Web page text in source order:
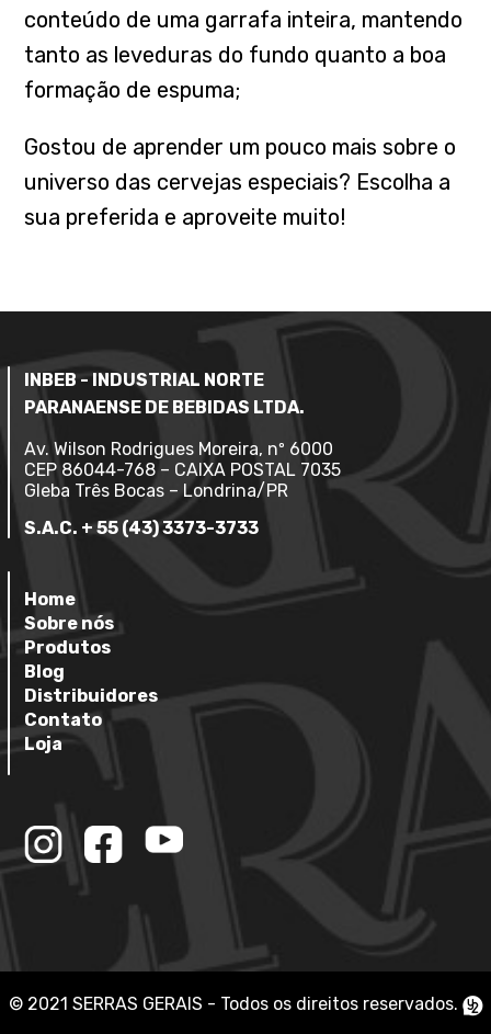
conteúdo de uma garrafa inteira, mantendo
tanto as leveduras do fundo quanto a boa
formação de espuma;
Gostou de aprender um pouco mais sobre o
universo das cervejas especiais? Escolha a
sua preferida e aproveite muito!
INBEB - INDUSTRIAL NORTE
PARANAENSE DE BEBIDAS LTDA.
Av. Wilson Rodrigues Moreira, nº 6000
CEP 86044-768 – CAIXA POSTAL 7035
Gleba Três Bocas – Londrina/PR
S.A.C. + 55 (43) 3373-3733
Home
Sobre nós
Produtos
Blog
Distribuidores
Contato
Loja
© 2021 SERRAS GERAIS - Todos os direitos reservados.